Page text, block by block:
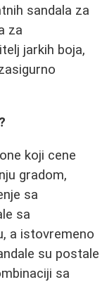
sandala za
za
jarkih boja,
koji cene
gradom,
sa
sa
a istovremeno
su postale
sa